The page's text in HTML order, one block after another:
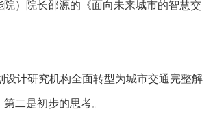
）院长邵源的《面向未来城市的智慧交
计研究机构全面转型为城市交通完整解
二是初步的思考。